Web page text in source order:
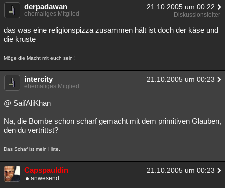
derpadawan 21.10.2005 um 00:22
ehemaliges Mitglied Diskussionsleiter
das was eine religionspizza zusammen hält ist doch der käse und
die kruste
Möge die Macht mit euch sein !
intercity 21.10.2005 um 00:23
ehemaliges Mitglied
@ SaifAliKhan
Na, die Bombe schon scharf gemacht mit dem primitiven Glauben,
den du vertrittst?
Das Schaf ist mein Hirte.
Capspauldin 21.10.2005 um 00:23
anwesend